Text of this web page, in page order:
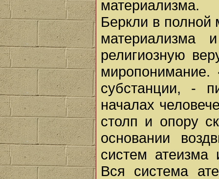
материализма.
Беркли в полной
материализма
религиозную
миропонимание.
субстанции, -
началах
столп и опору
основании
систем атеизма
Вся система